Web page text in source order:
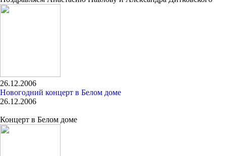
26.12.2006
Новогодний концерт в Белом доме
26.12.2006
Концерт в Белом доме